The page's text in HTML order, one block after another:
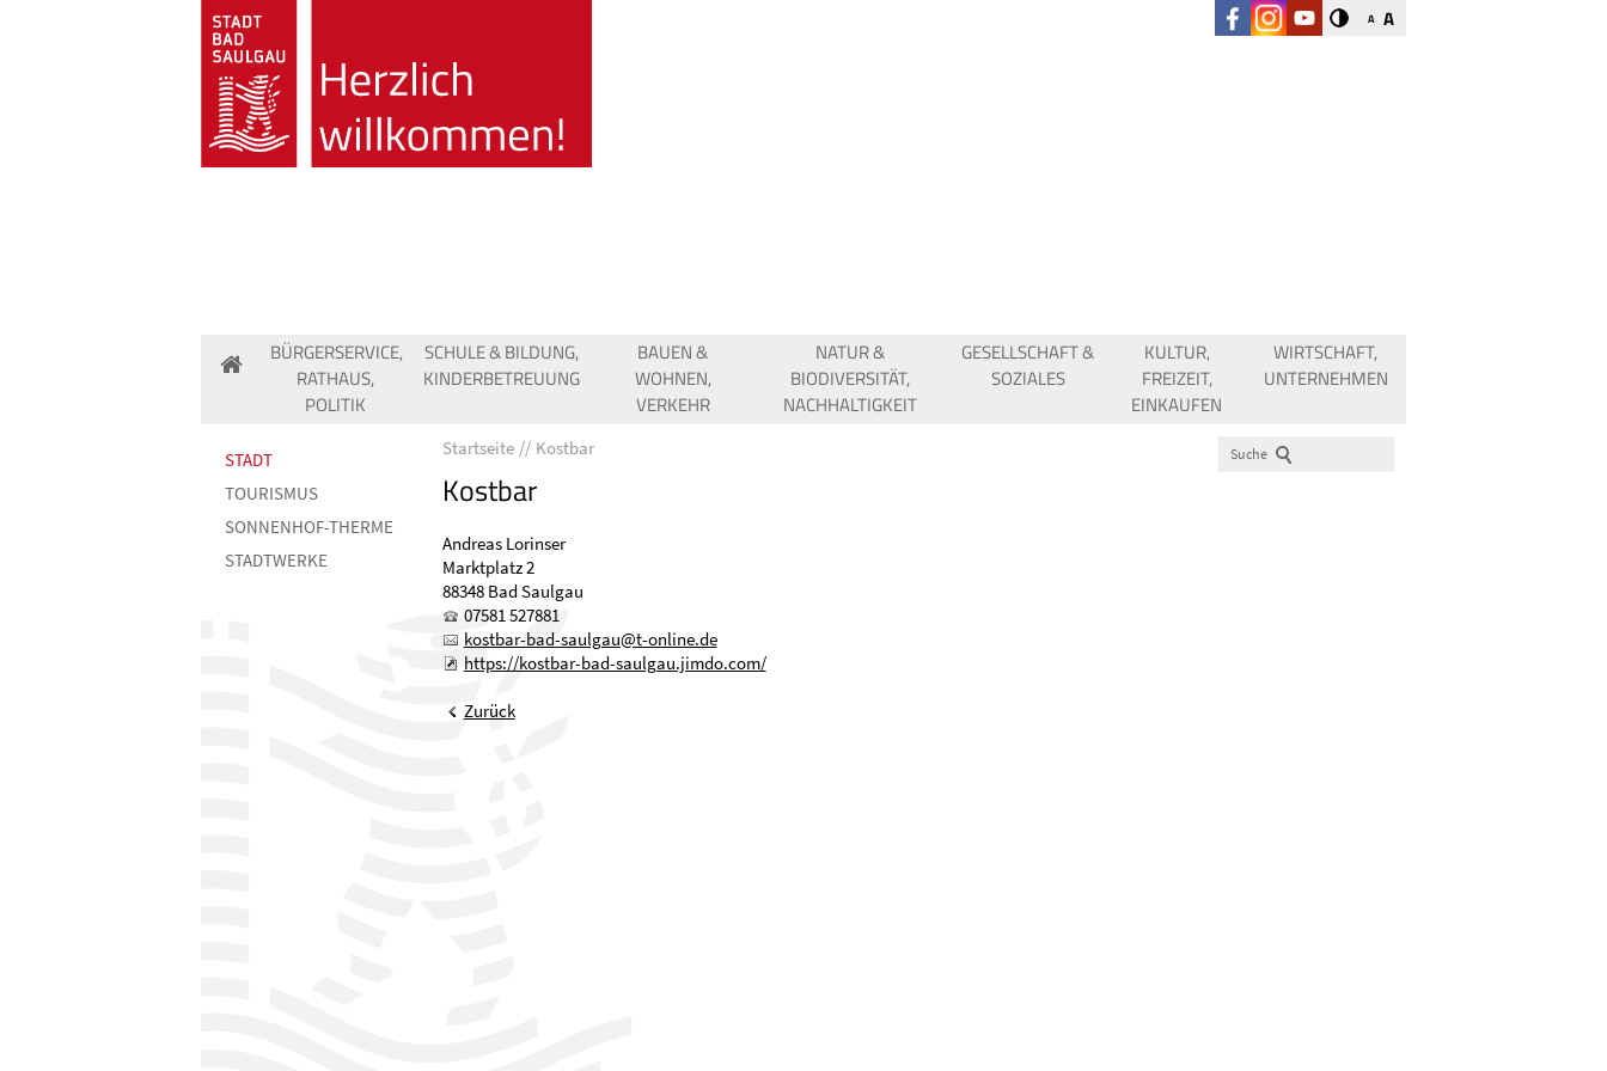
A A
BÜRGERSERVICE,
RATHAUS,
POLITIK
SCHULE & BILDUNG,
KINDERBETREUUNG
BAUEN &
WOHNEN,
VERKEHR
NATUR &
BIODIVERSITÄT,
NACHHALTIGKEIT
GESELLSCHAFT &
SOZIALES
KULTUR,
FREIZEIT,
EINKAUFEN
WIRTSCHAFT,
UNTERNEHMEN
STADT
TOURISMUS
SONNENHOF-THERME
STADTWERKE
Startseite Kostbar
Kostbar
Andreas Lorinser
Marktplatz 2
88348 Bad Saulgau
07581 527881
kostbar-bad-saulgau@t-online.de
https://kostbar-bad-saulgau.jimdo.com/
Zurück
Suche